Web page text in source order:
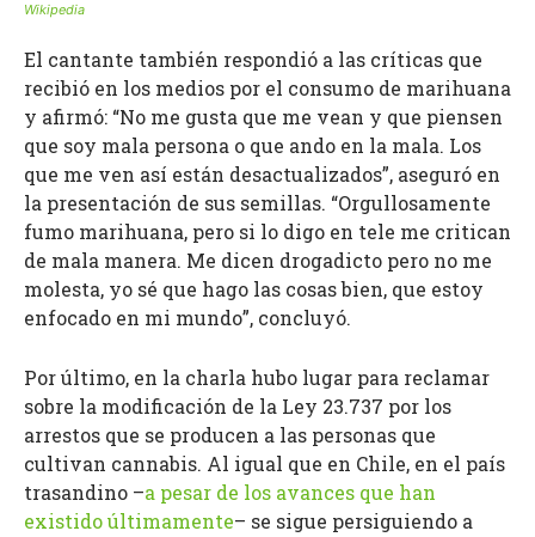
Wikipedia
El cantante también respondió a las críticas que
recibió en los medios por el consumo de marihuana
y afirmó: “No me gusta que me vean y que piensen
que soy mala persona o que ando en la mala. Los
que me ven así están desactualizados”, aseguró en
la presentación de sus semillas. “Orgullosamente
fumo marihuana, pero si lo digo en tele me critican
de mala manera. Me dicen drogadicto pero no me
molesta, yo sé que hago las cosas bien, que estoy
enfocado en mi mundo”, concluyó.
Por último, en la charla hubo lugar para reclamar
sobre la modificación de la Ley 23.737 por los
arrestos que se producen a las personas que
cultivan cannabis. Al igual que en Chile, en el país
trasandino –a pesar de los avances que han
existido últimamente– se sigue persiguiendo a